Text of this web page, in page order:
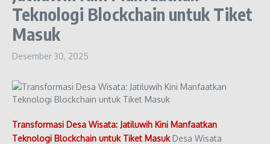
Teknologi Blockchain untuk Tiket
Masuk
Desember 30, 2025
Transformasi Desa Wisata: Jatiluwih Kini Manfaatkan
Teknologi Blockchain untuk Tiket MasukDesa Wisata